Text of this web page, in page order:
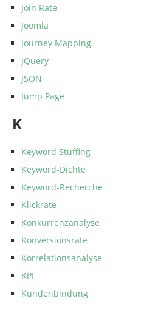
Join Rate
Joomla
Journey Mapping
JQuery
JSON
Jump Page
K
Keyword Stuffing
Keyword-Dichte
Keyword-Recherche
Klickrate
Konkurrenzanalyse
Konversionsrate
Korrelationsanalyse
KPI
Kundenbindung